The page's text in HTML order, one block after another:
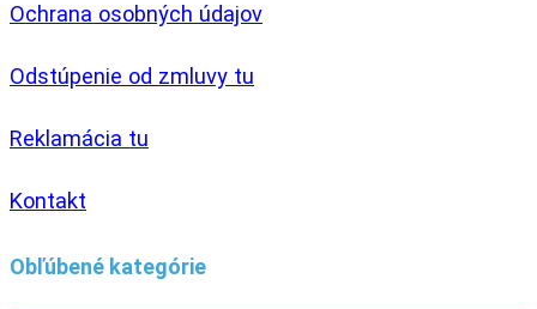
Ochrana osobných údajov
Odstúpenie od zmluvy tu
Reklamácia tu
Kontakt
Obľúbené kategórie